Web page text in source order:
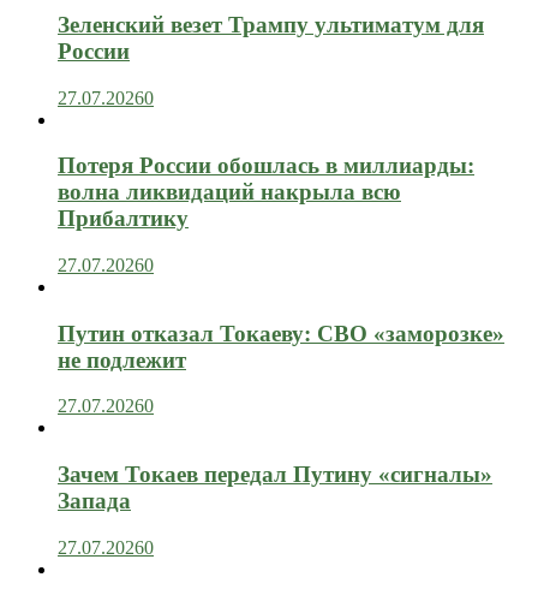
Зеленский везет Трампу ультиматум для
России
27.07.20260
Потеря России обошлась в миллиарды:
волна ликвидаций накрыла всю
Прибалтику
27.07.20260
Путин отказал Токаеву: СВО «заморозке»
не подлежит
27.07.20260
Зачем Токаев передал Путину «сигналы»
Запада
27.07.20260